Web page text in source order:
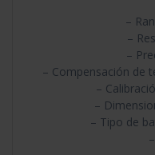
–
–
–
– Compensación de
–
–
– Tipo de